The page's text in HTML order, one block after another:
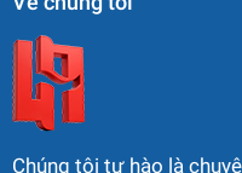
rung trung.
Thông Số
Rung HAMM
Chúng tôi tự hào là